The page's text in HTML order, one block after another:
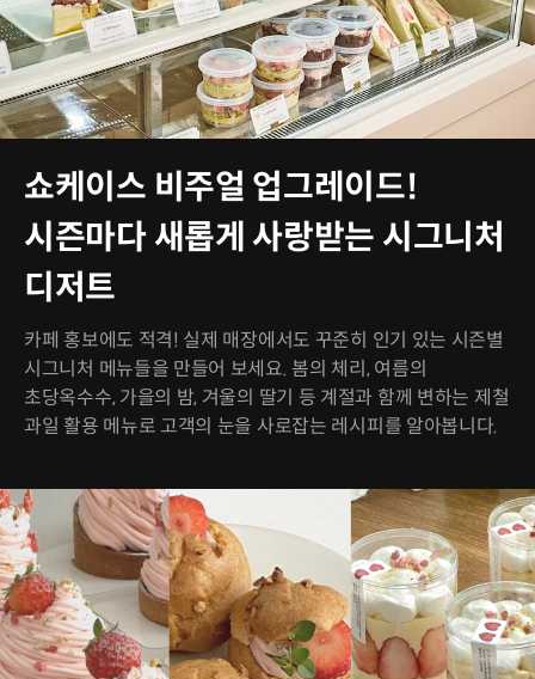
쇼케이스 비주얼 업그레이드!
시즌마다 새롭게 사랑받는 시그니처
디저트
카페 홍보에도 적격! 실제 매장에서도 꾸준히 인기 있는 시즌별
시그니처 메뉴들을 만들어 보세요. 봄의 체리, 여름의
초당옥수수, 가을의 밤, 겨울의 딸기 등 계절과 함께 변하는 제철
과일 활용 메뉴로 고객의 눈을 사로잡는 레시피를 알아봅니다.